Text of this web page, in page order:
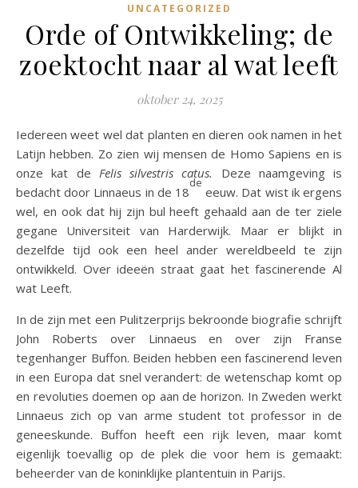
UNCATEGORIZED
Orde of Ontwikkeling; de
zoektocht naar al wat leeft
oktober 24, 2025
Iedereen weet wel dat planten en dieren ook namen in het
Latijn hebben. Zo zien wij mensen de Homo Sapiens en is
onze kat de Felis silvestris catus. Deze naamgeving is
bedacht door Linnaeus in de 18
de
eeuw. Dat wist ik ergens
wel, en ook dat hij zijn bul heeft gehaald aan de ter ziele
gegane Universiteit van Harderwijk. Maar er blijkt in
dezelfde tijd ook een heel ander wereldbeeld te zijn
ontwikkeld. Over ideeën straat gaat het fascinerende Al
wat Leeft.
In de zijn met een Pulitzerprijs bekroonde biografie schrijft
John Roberts over Linnaeus en over zijn Franse
tegenhanger Buffon. Beiden hebben een fascinerend leven
in een Europa dat snel verandert: de wetenschap komt op
en revoluties doemen op aan de horizon. In Zweden werkt
Linnaeus zich op van arme student tot professor in de
geneeskunde. Buffon heeft een rijk leven, maar komt
eigenlijk toevallig op de plek die voor hem is gemaakt:
beheerder van de koninklijke plantentuin in Parijs.